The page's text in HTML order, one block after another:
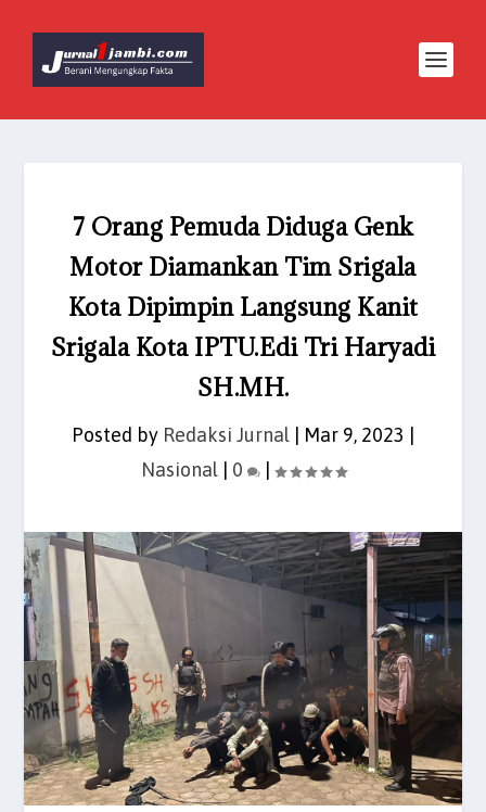
7 Orang Pemuda Diduga Genk
Motor Diamankan Tim Srigala
Kota Dipimpin Langsung Kanit
Srigala Kota IPTU.Edi Tri Haryadi
SH.MH.
Posted by Redaksi Jurnal Mar 9, 2023
Nasional| 0 |